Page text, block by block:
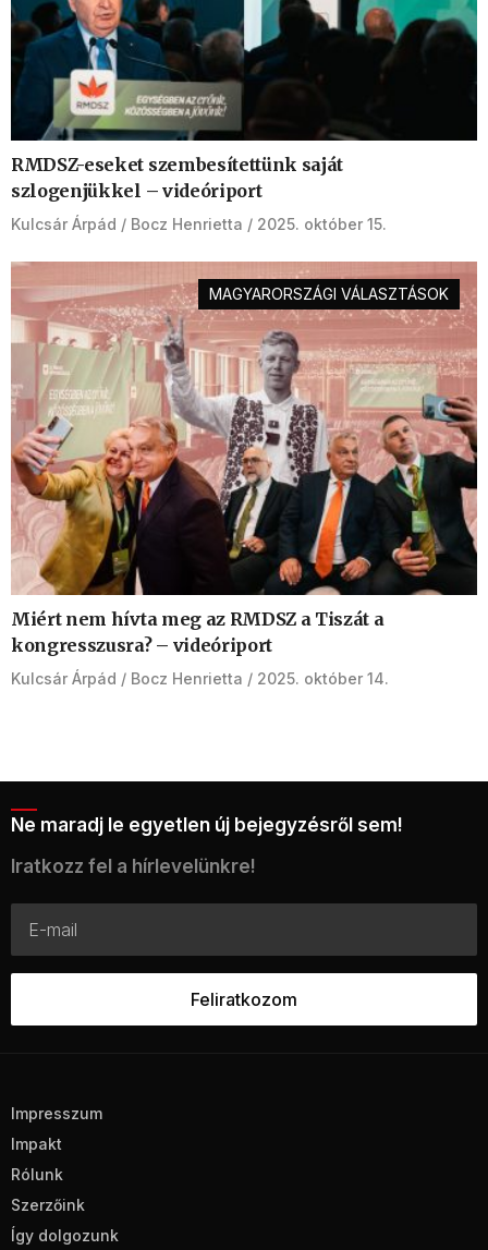
RMDSZ-eseket szembesítettünk saját
szlogenjükkel – videóriport
Kulcsár Árpád Bocz Henrietta 2025. október 15.
MAGYARORSZÁGI VÁLASZTÁSOK
Miért nem hívta meg az RMDSZ a Tiszát a
kongresszusra? – videóriport
Kulcsár Árpád Bocz Henrietta 2025. október 14.
Ne maradj le egyetlen új bejegyzésről sem!
Iratkozz fel a hírlevelünkre!
Impresszum
Impakt
Rólunk
Szerzőink
Így dolgozunk